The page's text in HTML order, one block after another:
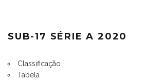
SUB-17 SÉRIE A 2020
Classificação
Tabela